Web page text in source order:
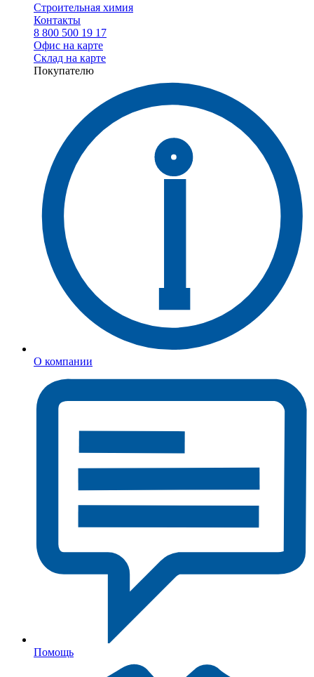
Строительная химия
Контакты
8 800 500 19 17
Офис на карте
Склад на карте
Покупателю
О компании
Помощь